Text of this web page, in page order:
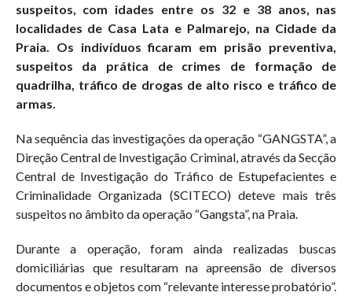
suspeitos, com idades entre os 32 e 38 anos, nas
localidades de Casa Lata e Palmarejo, na Cidade da
Praia. Os indivíduos ficaram em prisão preventiva,
suspeitos da prática de crimes de formação de
quadrilha, tráfico de drogas de alto risco e tráfico de
armas.
Na sequência das investigações da operação “GANGSTA”, a
Direção Central de Investigação Criminal, através da Secção
Central de Investigação do Tráfico de Estupefacientes e
Criminalidade Organizada (SCITECO) deteve mais três
suspeitos no âmbito da operação “Gangsta”, na Praia.
Durante a operação, foram ainda realizadas buscas
domiciliárias que resultaram na apreensão de diversos
documentos e objetos com “relevante interesse probatório”.